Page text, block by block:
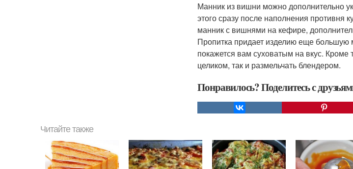
Манник из вишни можно дополнительно
этого сразу после наполнения противня
манник с вишнями на кефире,
Пропитка придает изделию еще большую
покажется вам суховатым на вкус.
целиком, так и размельчать блендером.
Понравилось? Поделитесь с
Читайте также